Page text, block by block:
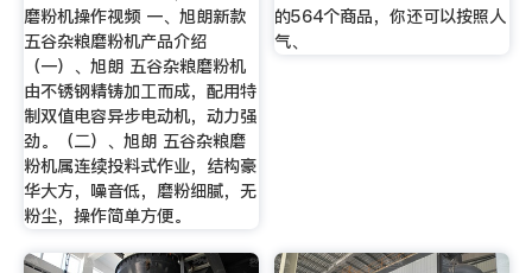
磨粉机操作视频 一、旭朗新款
五谷杂粮磨粉机产品介绍
（一）、旭朗 五谷杂粮磨粉机
由不锈钢精铸加工而成，配用特
制双值电容异步电动机，动力强
劲。（二）、旭朗 五谷杂粮磨
粉机属连续投料式作业，结构豪
华大方，噪音低，磨粉细腻，无
粉尘，操作简单方便。
的564个商品，你还可以按照人
气、